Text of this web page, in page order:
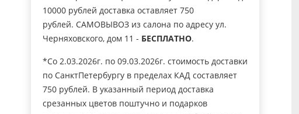
10000 рублей доставка оставляет 750
рублей. САМОВЫВОЗ из салона по адресу ул.
Черняховского, дом 11 - БЕСПЛАТНО.
*Со 2.03.2026г. по 09.03.2026г. стоимость доставки
по СанктПетербургу в пределах КАД составляет
750 рублей. В указанный период доставка
срезанных цветов поштучно и подарков